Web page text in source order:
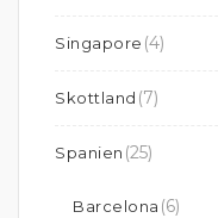
Singapore (4)
Skottland (7)
Spanien (25)
Barcelona (6)